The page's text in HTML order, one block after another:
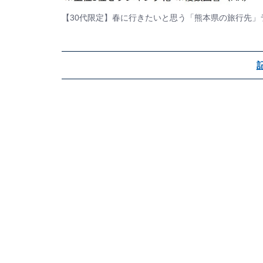
【30代限定】春に行きたいと思う「熊本県の旅行先」